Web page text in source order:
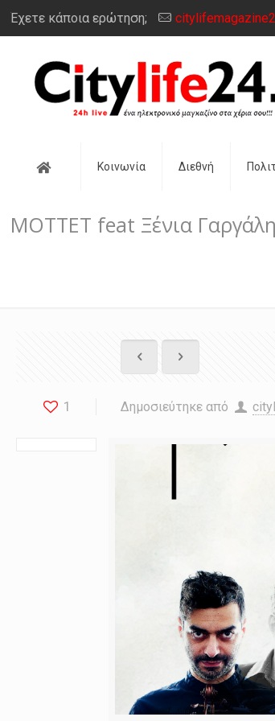
Έχετε κάποια ερώτηση;
Αρχική Κοινωνία Διεθνή
MOTTET feat Ξένια
1 Δημοσιεύτηκε από